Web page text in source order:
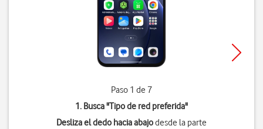
Paso 1 de 7
1. Busca "Tipo de red preferida"
Desliza el dedo hacia abajodesde la parte